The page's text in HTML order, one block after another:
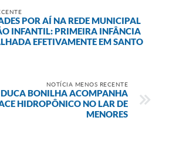
POR AÍ NA REDE MUNICIPAL
INFANTIL: PRIMEIRA INFÂNCIA
EFETIVAMENTE EM SANTO
NOTÍCIA MENOS RECENTE
DUCA BONILHA ACOMPANHA
HIDROPÔNICO NO LAR DE
MENORES